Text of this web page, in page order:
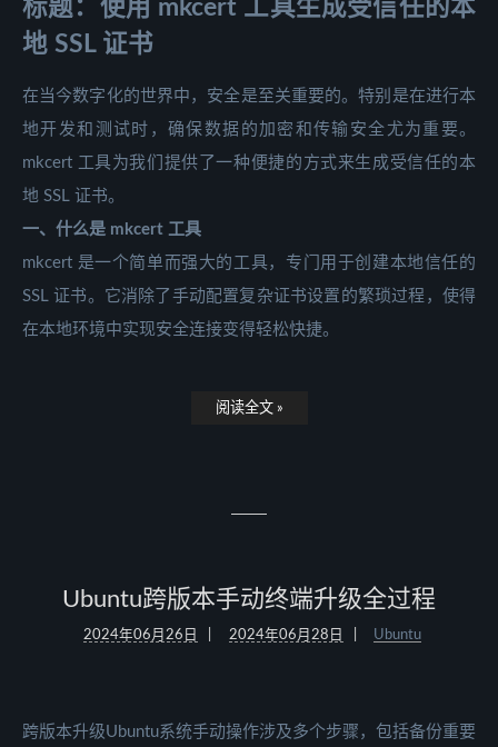
标题：使用 mkcert 工具生成受信任的本
地 SSL 证书
在当今数字化的世界中，安全是至关重要的。特别是在进行本
地开发和测试时，确保数据的加密和传输安全尤为重要。
mkcert 工具为我们提供了一种便捷的方式来生成受信任的本
地 SSL 证书。
一、什么是 mkcert 工具
mkcert 是一个简单而强大的工具，专门用于创建本地信任的
SSL 证书。它消除了手动配置复杂证书设置的繁琐过程，使得
在本地环境中实现安全连接变得轻松快捷。
阅读全文 »
Ubuntu跨版本手动终端升级全过程
2024年06月26日 2024年06月28日 Ubuntu
跨版本升级Ubuntu系统手动操作涉及多个步骤，包括备份重要